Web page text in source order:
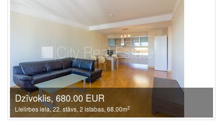
Dzīvoklis, 680.00 EUR
Lielirbes iela, 22. stāvs, 2 istabas, 68.00m2